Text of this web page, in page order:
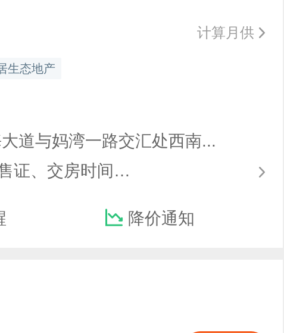
计算月供
生态地产
道与妈湾一路交汇处西南...
证、交房时间…
降价通知